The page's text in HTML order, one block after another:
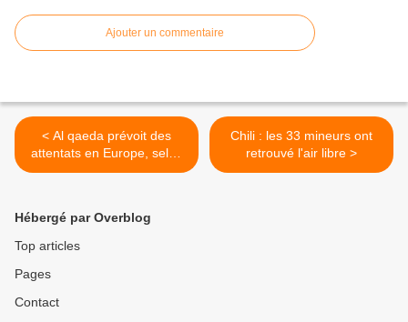
Ajouter un commentaire
< Al qaeda prévoit des
attentats en Europe, selon
un journal allemand
Chili : les 33 mineurs ont
retrouvé l'air libre >
Hébergé par Overblog
Top articles
Pages
Contact